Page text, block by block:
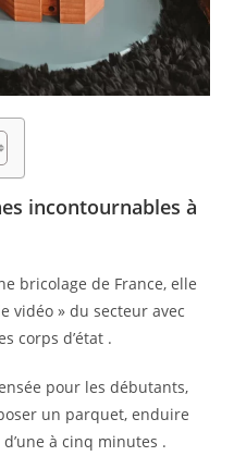
incontournables à
bricolage de France, elle
vidéo » du secteur avec
corps d’état .
pour les débutants,
un parquet, enduire
à cinq minutes .